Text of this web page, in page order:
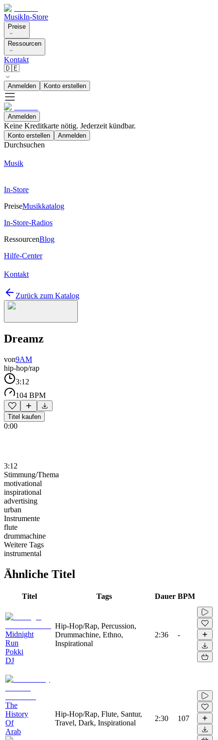
MusikIn-Store
Preise
Ressourcen
Kontakt
🇩🇪
Anmelden Konto erstellen
Anmelden
Keine Kreditkarte nötig. Jederzeit kündbar.
Konto erstellen Anmelden
Durchsuchen
Musik
In-Store
PreiseMusikkatalog
In-Store-Radios
RessourcenBlog
Hilfe-Center
Kontakt
Zurück zum Katalog
Dreamz
von9AM
hip-hop/rap
3:12
104 BPM
Titel kaufen
0:00
3:12
Stimmung/Thema
motivational
inspirational
advertising
urban
Instrumente
flute
drummachine
Weitere Tags
instrumental
Ähnliche Titel
Titel Tags Dauer BPM
Midnight
Run
Pokki
DJ
Hip-Hop/Rap, Percussion,
Drummachine, Ethno,
Inspirational
2:36 -
The
History
Of
Arab
Hip-Hop/Rap, Flute, Santur,
Travel, Dark, Inspirational
2:30 107